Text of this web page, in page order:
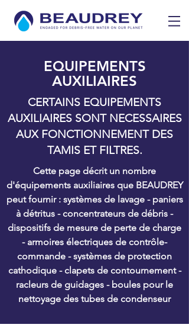
EQUIPEMENTS
AUXILIAIRES
CERTAINS EQUIPEMENTS
AUXILIAIRES SONT NECESSAIRES
AUX FONCTIONNEMENT DES
TAMIS ET FILTRES.
Cette page décrit un nombre
d'équipements auxiliaires que BEAUDREY
peut fournir : systèmes de lavage - paniers
à détritus - concentrateurs de débris -
dispositifs de mesure de perte de charge
- armoires électriques de contrôle-
commande - systèmes de protection
cathodique - clapets de contournement -
racleurs de guidages - boules pour le
nettoyage des tubes de condenseur